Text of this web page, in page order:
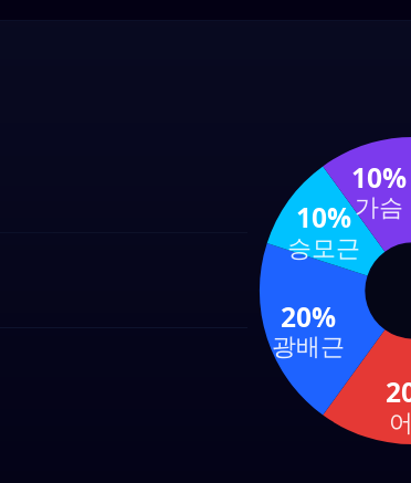
20%
광배근
10%
승모근
10%
가슴